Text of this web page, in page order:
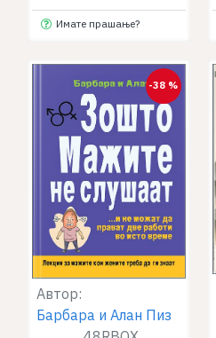
Имате прашање?
-38 %
Автор:
Барбара и Алан Пиз